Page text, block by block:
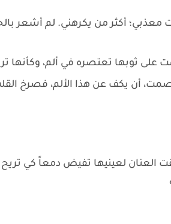
معذبي؛ أكثر من يكرهني. لم أشعر
على ثوبها تعتصره في ألم، وكأنها
أن يكف عن هذا الألم، فصرخ
العنان لعينيها تفيض دمعاً كي تريح